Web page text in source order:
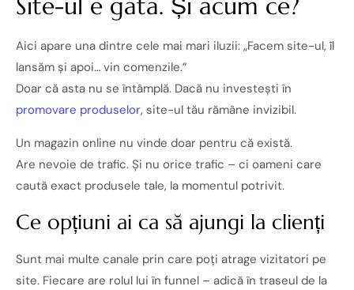
Site-ul e gata. Și acum ce?
Aici apare una dintre cele mai mari iluzii: „Facem site-ul, îl
lansăm și apoi… vin comenzile.”
Doar că asta nu se întâmplă. Dacă nu investești în
promovare produselor, site-ul tău rămâne invizibil.
Un magazin online nu vinde doar pentru că există.
Are nevoie de trafic. Și nu orice trafic – ci oameni care
caută exact produsele tale, la momentul potrivit.
Ce opțiuni ai ca să ajungi la clienți
Sunt mai multe canale prin care poți atrage vizitatori pe
site. Fiecare are rolul lui în funnel – adică în traseul de la